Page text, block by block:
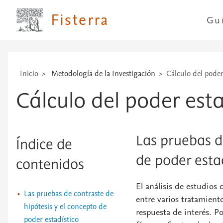
Fisterra
técnicas
Inicio Metodología de la Investigación Cálculo del
Cálculo del poder
Índice de
contenidos
Las pruebas de contraste de
hipótesis y el concepto de
poder estadístico
Las pruebas
de poder
El análisis de estudios
entre varios
respuesta de interés.